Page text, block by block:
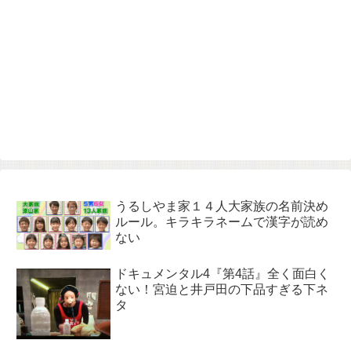
うるしやま家１４人大家族の名前決め
ルール。キラキラネームで漢字が読め
ない
ドキュメンタル4『第4話』全く面白く
ない！宮迫と井戸田の下品すぎる下ネ
タ